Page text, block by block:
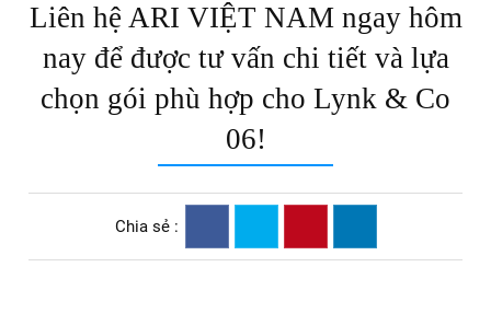
Liên hệ ARI VIỆT NAM ngay hôm
nay để được tư vấn chi tiết và lựa
chọn gói phù hợp cho Lynk & Co
06!
Chia sẻ :